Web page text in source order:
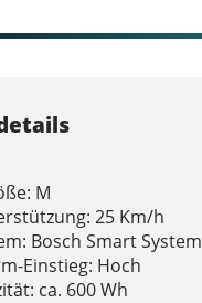
M
25 Km/h
Bosch Smart System
Einstieg: Hoch
ca. 600 Wh